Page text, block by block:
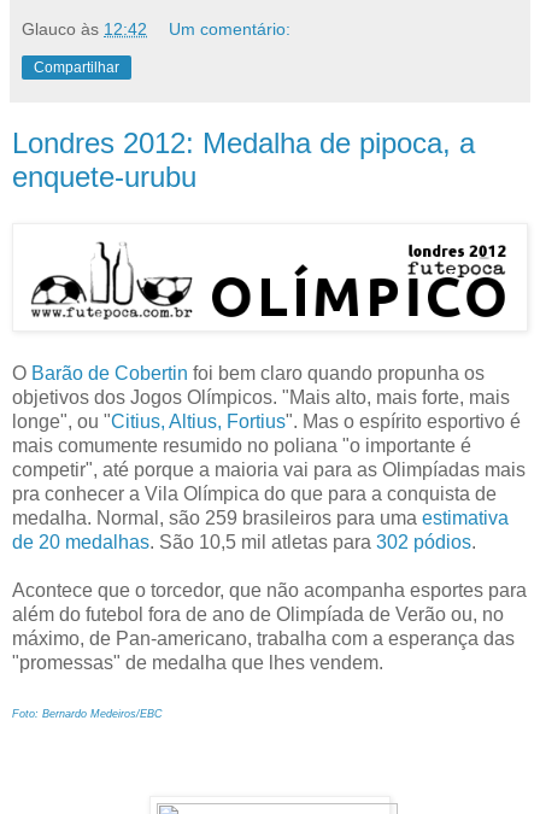
Glauco às 12:42 Um comentário:
Compartilhar
Londres 2012: Medalha de pipoca, a
enquete-urubu
O Barão de Cobertin foi bem claro quando propunha os
objetivos dos Jogos Olímpicos. "Mais alto, mais forte, mais
longe", ou "Citius, Altius, Fortius". Mas o espírito esportivo é
mais comumente resumido no poliana "o importante é
competir", até porque a maioria vai para as Olimpíadas mais
pra conhecer a Vila Olímpica do que para a conquista de
medalha. Normal, são 259 brasileiros para uma estimativa
de 20 medalhas. São 10,5 mil atletas para 302 pódios.
Acontece que o torcedor, que não acompanha esportes para
além do futebol fora de ano de Olimpíada de Verão ou, no
máximo, de Pan-americano, trabalha com a esperança das
"promessas" de medalha que lhes vendem.
Foto: Bernardo Medeiros/EBC